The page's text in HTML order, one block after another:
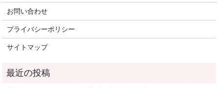
お問い合わせ
プライバシーポリシー
サイトマップ